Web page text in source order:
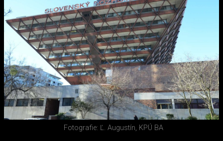
Fotografie: Ľ. Augustín, KPÚ BA